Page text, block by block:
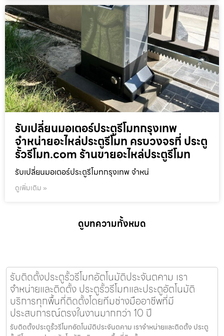
รับเปลี่ยนมอเตอร์ประตูรีโมทกรุงเทพ
จำหน่ายอะไหล่ประตูรีโมท ครบวงจรที่ ประตู
รั้วรีโมท.com ร้านขายอะไหล่ประตูรีโมท
รับเปลี่ยนมอเตอร์ประตูรีโมทกรุงเทพ จำหน่
ดูเพิ่มเติม »
ดูบทความทั้งหมด
รับติดตั้งประตูรั้วรีโมทอัตโนมัติประจันตคาม เรา
จำหน่ายและติดตั้ง ประตูรั้วรีโมทและประตูอัตโนมัติ
บริการทุกพื้นที่ติดตั้งโดยทีมช่างมืออาชีพที่มี
ประสบการณ์ตรงในงานมากกว่า 10 ปี
รับติดตั้งประตูรั้วรีโมทอัตโนมัติประจันตคาม เราจำหน่ายและติดตั้ง ประตู